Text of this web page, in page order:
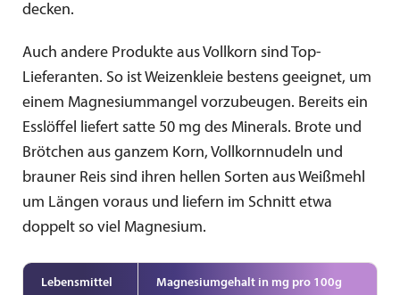
decken.
Auch andere Produkte aus Vollkorn sind Top-
Lieferanten. So ist Weizenkleie bestens geeignet, um
einem Magnesiummangel vorzubeugen. Bereits ein
Esslöffel liefert satte 50 mg des Minerals. Brote und
Brötchen aus ganzem Korn, Vollkornnudeln und
brauner Reis sind ihren hellen Sorten aus Weißmehl
um Längen voraus und liefern im Schnitt etwa
doppelt so viel Magnesium.
Lebensmittel Magnesium­gehalt in mg pro 100g